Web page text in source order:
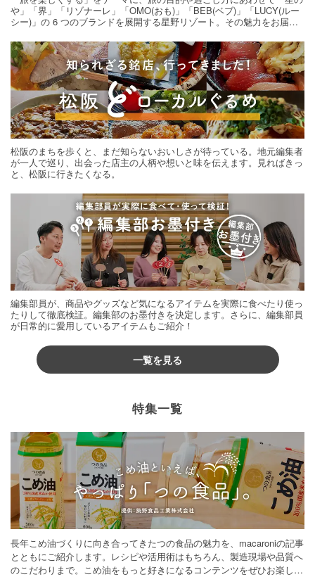
や」「界」「リゾナーレ」「OMO(おも)」「BEB(ベブ)」「LUCY(ルー
シー)」の 6 つのブランドを展開する星野リゾート。その魅力をお届け
松阪のまちを歩くと、まだ知らないおいしさが待っている。地元編集者
が一人で巡り、出会った店主の人柄や想いと味を伝えます。見ればきっ
と、松阪に行きたくなる。
編集部員が、商品やグッズなど気になるアイテムを実際に食べたり使っ
たりして徹底検証。編集部のお墨付きを決定します。さらに、編集部員
が日常的に愛用しているアイテムもご紹介！
一覧を見る
特集一覧
長年こめ油づくりに向き合ってきたつの食品の魅力を、macaroniの記事
とともにご紹介します。レシピや活用術はもちろん、製造現場や品質へ
のこだわりまで。こめ油をもっと好きになるコンテンツをぜひお楽しみ